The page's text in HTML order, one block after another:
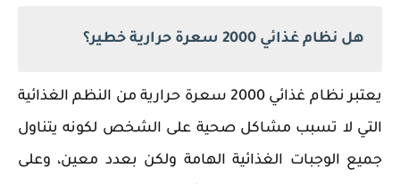
هل نظام غذائي 2000 سعرة حرارية خطير؟
يعتبر نظام غذائي 2000 سعرة حرارية من النظم الغذائية
التي لا تسبب مشاكل صحية على الشخص لكونه يتناول
جميع الوجبات الغذائية الهامة ولكن بعدد معين، وعلى